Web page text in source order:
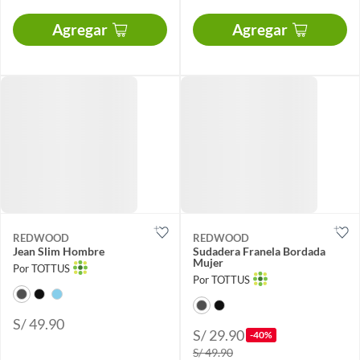
Agregar Agregar
REDWOOD
Jean Slim Hombre
Por TOTTUS
S/ 49.90
REDWOOD
Sudadera Franela Bordada
Mujer
Por TOTTUS
S/ 29.90 -40%
S/ 49.90